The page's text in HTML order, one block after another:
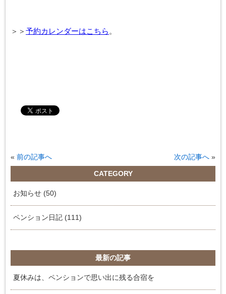
＞＞ 予約カレンダーはこちら 。
« 前の記事へ 次の記事へ »
CATEGORY
お知らせ (50)
ペンション日記 (111)
最新の記事
夏休みは、ペンションで思い出に残る合宿を